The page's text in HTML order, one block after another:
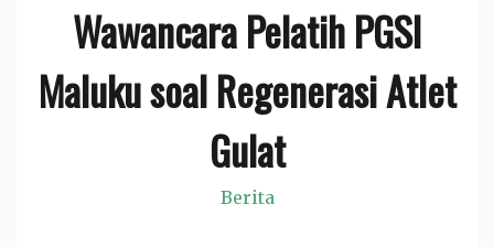
Wawancara Pelatih PGSI
Maluku soal Regenerasi Atlet
Gulat
Berita